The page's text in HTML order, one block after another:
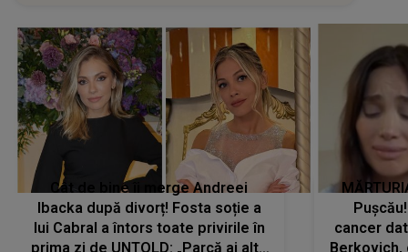
Cât de bine îi merge Andreei
Ibacka după divorț! Fosta soție a
lui Cabral a întors toate privirile în
prima zi de UNTOLD: „Parcă ai altă
cancer
Berkovich,